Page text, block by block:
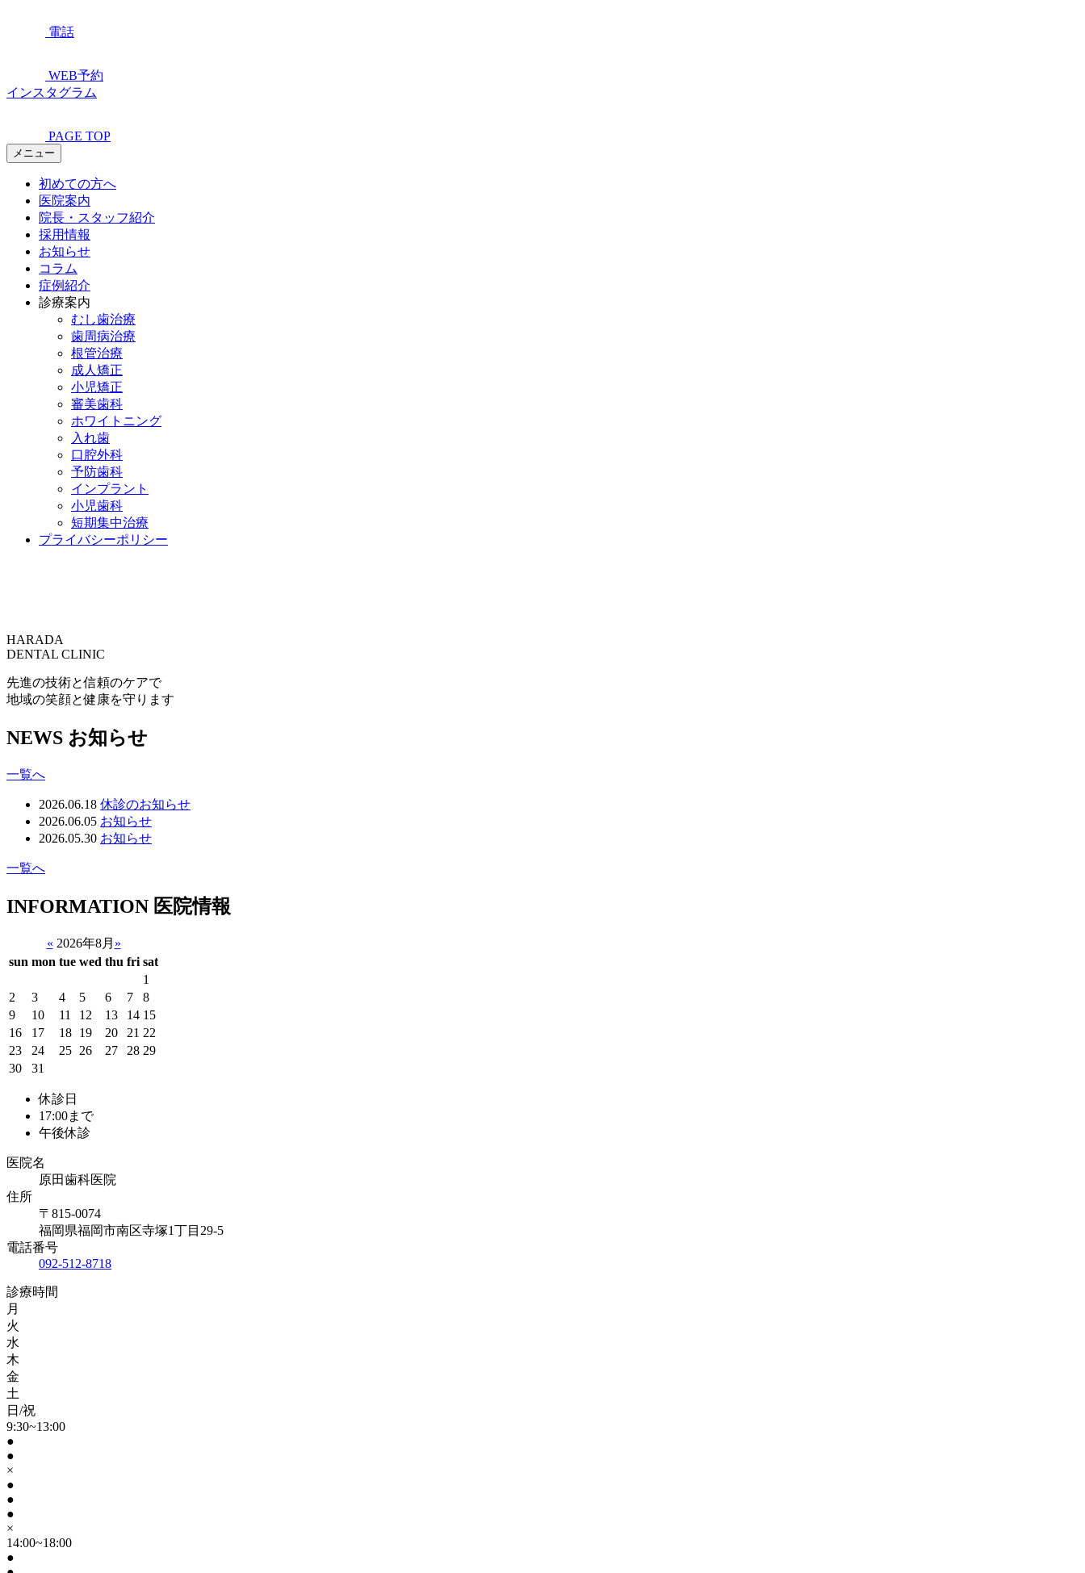
電話
WEB予約
インスタグラム
PAGE TOP
メニュー
初めての方へ
医院案内
院長・スタッフ紹介
採用情報
お知らせ
コラム
症例紹介
診療案内
むし歯治療
歯周病治療
根管治療
成人矯正
小児矯正
審美歯科
ホワイトニング
入れ歯
口腔外科
予防歯科
インプラント
小児歯科
短期集中治療
プライバシーポリシー
HARADA
DENTAL CLINIC
先進の技術と信頼のケアで
地域の笑顔と健康を守ります
NEWS お知らせ
一覧へ
2026.06.18 休診のお知らせ
2026.06.05 お知らせ
2026.05.30 お知らせ
一覧へ
INFORMATION 医院情報
« 2026年8月 »
sun mon tue wed thu fri sat
1
2
3 4 5 6 7
8
9
10 11 12 13 14 15
16
17 18 19 20 21 22
23
24 25 26 27 28 29
30
31
休診日
17:00まで
午後休診
医院名
原田歯科医院
住所
〒815-0074
福岡県福岡市南区寺塚1丁目29-5
電話番号
092-512-8718
診療時間
月
火
水
木
金
土
日/祝
9:30~13:00
●
●
×
●
●
●
×
14:00~18:00
●